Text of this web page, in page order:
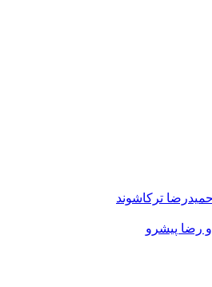
ترکاشوند
رضا پیشرو